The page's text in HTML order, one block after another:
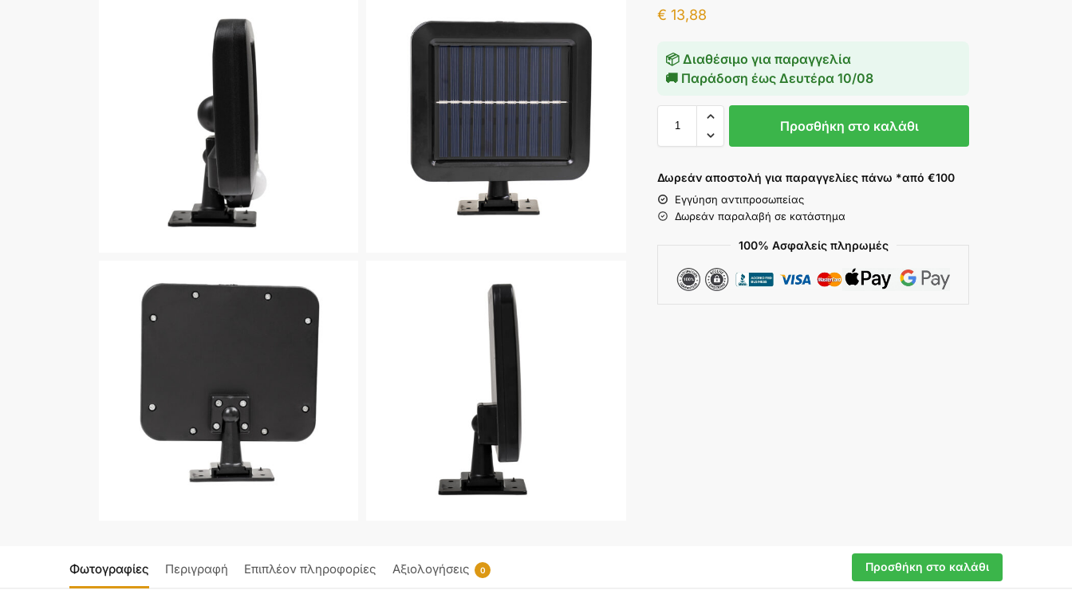
€ 13,88
📦 Διαθέσιμο για παραγγελία
🚚 Παράδοση έως Δευτέρα 10/08
Προσθήκη στο καλάθι
Δωρεάν αποστολή για παραγγελίες πάνω *από €100
Εγγύηση αντιπροσωπείας
Δωρεάν παραλαβή σε κατάστημα
100% Ασφαλείς πληρωμές
Φωτογραφίες Περιγραφή Επιπλέον πληροφορίες Αξιολογήσεις 0 Προσθήκη στο καλάθι